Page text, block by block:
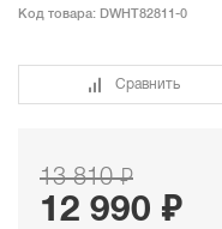
Код товара: DWHT82811-0
Сравнить
13 810 ₽
12 990 ₽